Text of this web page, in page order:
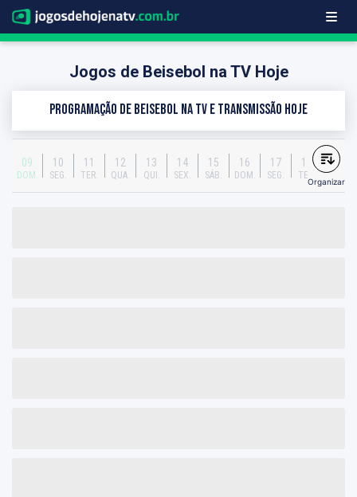
Jogos de Beisebol na TV Hoje
Programação de Beisebol na TV e transmissão hoje
09
DOM.
10
SEG.
11
TER.
12
QUA.
13
QUI.
14
SEX.
15
SÁB.
16
DOM.
17
SEG.
18
TER.
Organizar